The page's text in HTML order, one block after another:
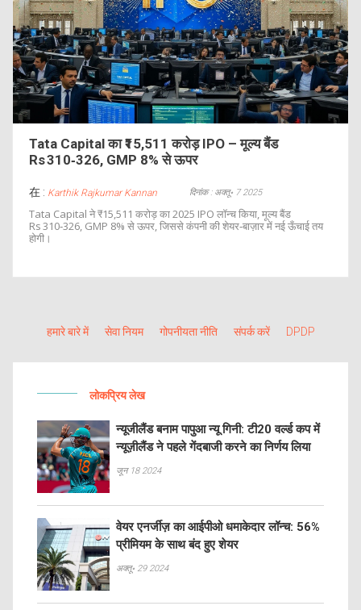
Tata Capital का ₹15,511 करोड़ IPO – मूल्य बैंड
Rs 310‑326, GMP 8% से ऊपर
在 : Karthik Rajkumar Kannan दिनांक : अक्तू॰ 7 2025
Tata Capital ने ₹15,511 करोड़ का 2025 IPO लॉन्च किया, मूल्य बैंड
Rs 310‑326, GMP 8% से ऊपर, जिससे कंपनी की शेयर‑बाज़ार में नई ऊँचाई तय
होगी।
हमारे बारे में सेवा नियम गोपनीयता नीति संपर्क करें DPDP
लोकप्रिय लेख
न्यूजीलैंड बनाम पापुआ न्यू गिनी: टी20 वर्ल्ड कप में
न्यूज़ीलैंड ने पहले गेंदबाजी करने का निर्णय लिया
जून 18 2024
वेयर एनर्जीज़ का आईपीओ धमाकेदार लॉन्च: 56%
प्रीमियम के साथ बंद हुए शेयर
अक्तू॰ 29 2024